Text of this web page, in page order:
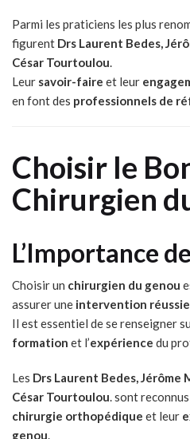
Parmi les praticiens les plus
figurent Drs Laurent Bedes,
César Tourtoulou
Leur savoir-faire et leur
en font des professionnels de
Choisir le
Chirurgien
L’Importance
Choisir un chirurgien du genou
assurer une intervention réussie
Il est essentiel de se renseigner
formation et l’expérience du
Les Drs Laurent Bedes, Jérôme
César Tourtoulou . sont
chirurgie orthopédique et leur
genou